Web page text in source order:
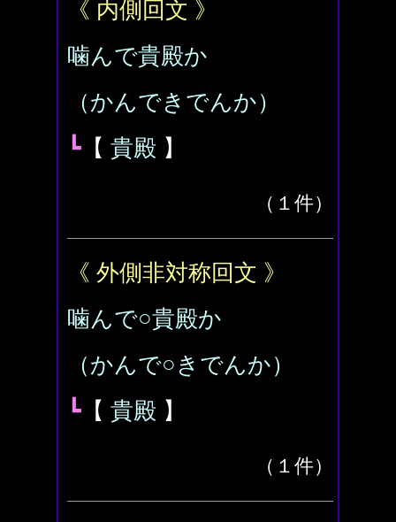
《 内側回文 》
噛んで貴殿か
（かんできでんか）
┗ 【 貴殿 】
（１件）
《 外側非対称回文 》
噛んで○貴殿か
（かんで○きでんか）
┗ 【 貴殿 】
（１件）